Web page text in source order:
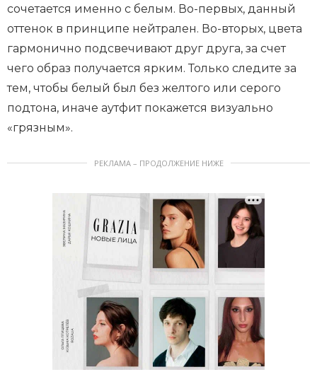
сочетается именно с белым. Во-первых, данный
оттенок в принципе нейтрален. Во-вторых, цвета
гармонично подсвечивают друг друга, за счет
чего образ получается ярким. Только следите за
тем, чтобы белый был без желтого или серого
подтона, иначе аутфит покажется визуально
«грязным».
РЕКЛАМА – ПРОДОЛЖЕНИЕ НИЖЕ